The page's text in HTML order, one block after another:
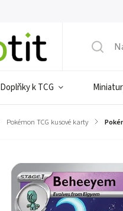
Doplňky k TCG
Pokémon TCG kusové karty /